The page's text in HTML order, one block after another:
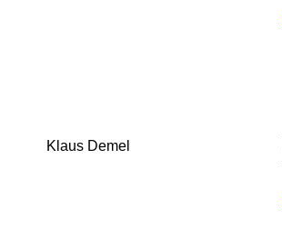
Klaus Demel